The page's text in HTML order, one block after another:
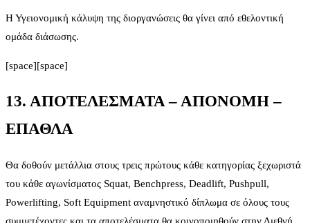
Η Υγειονομική κάλυψη της διοργανώσεις θα γίνει από εθελοντική
ομάδα διάσωσης.
[space][space]
13. ΑΠΟΤΕΛΕΣΜΑΤΑ – ΑΠΟΝΟΜΗ –
ΕΠΑΘΛΑ
Θα δοθούν μετάλλια στους τρεις πρώτους κάθε κατηγορίας ξεχωριστά
του κάθε αγωνίσματος Squat, Benchpress, Deadlift, Pushpull,
Powerlifting, Soft Equipment αναμνηστικό δίπλωμα σε όλους τους